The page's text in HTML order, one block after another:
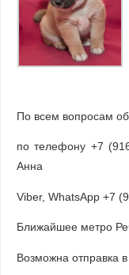
По всем вопросам
по телефону +7
Анна
Viber, WhatsApp +7
Ближайшее метро
Возможна отправка